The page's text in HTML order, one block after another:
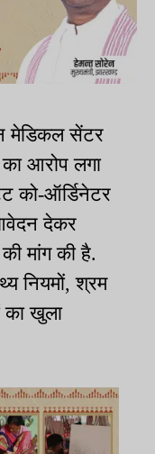
मेडिकल सेंटर
आरोप लगा
को-ऑर्डिनेटर
देकर
मांग की है.
नियमों, श्रम
का खुला